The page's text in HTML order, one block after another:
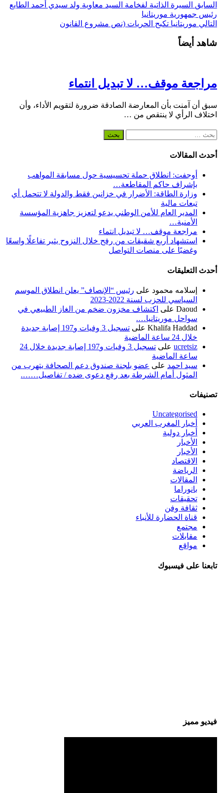
السابق السيرة الذاتية لفخامة السيد معاوية ولد سيدي أحمد الطايع
رئيس جمهورية موريتانيا
التالي موريتانيا تكبح الحريات (نص مشروع القانون
شاهد أيضاً
مراجعة موقف… لا تبديل انتماء
سبق أن آمنت بأن المعارضة الصادقة ضرورة لتقويم الأداء، وأن
اختلاف الرأي لا ينتقص من …
البحث
أحدث المقالات
أوجفت: انطلاق حملة تحسيسية حول مسابقة المواهب
بإشراف حاكم المقاطعة…
وزارة الطاقة: الأضرار في خزانين فقط والدولة لا تتحمل أي
تبعات مالية
المدير العام للأمن الوطني يدعو لتعزيز جاهزية المؤسسة
الأمنية…
مراجعة موقف… لا تبديل انتماء
استشهاد أربع شقيقات من رفح خلال النزوح يثير تفاعلًا واسعًا
وغضبًا على منصات التواصل
أحدث التعليقات
إسلامه محمود على رئيس “الإنصاف” يعلن انطلاق الموسم
السياسي للحزب لسنة 2022-2023
Daoud على اكتشاف مخزون ضخم من الغاز الطبيعي في
سواحل موريتانيا….
Khalifa Haddad على
تسجيل 3 وفيات و197 إصابة جديدة
خلال 24 ساعة الماضية
ucretsiz على
تسجيل 3 وفيات و197 إصابة جديدة خلال 24
ساعة الماضية
سيد احمد على عضو بلجنة صندوق دعم الصحافة يتهرب من
المثول أمام الشرطة بعد رفع دعوى ضده / تفاصيل…….
تصنيفات
Uncategorised
أخبار المغرب العربي
أخبار دولية
الأخبار
الأخبار
الاقتصاد
الرياضة
المقالات
بانوراما
تحقيقات
ثقافة وفن
قناة الحضارة للأنباء
مجتمع
مقابلات
مواقع
تابعنا على فيسبوك
فيديو مميز